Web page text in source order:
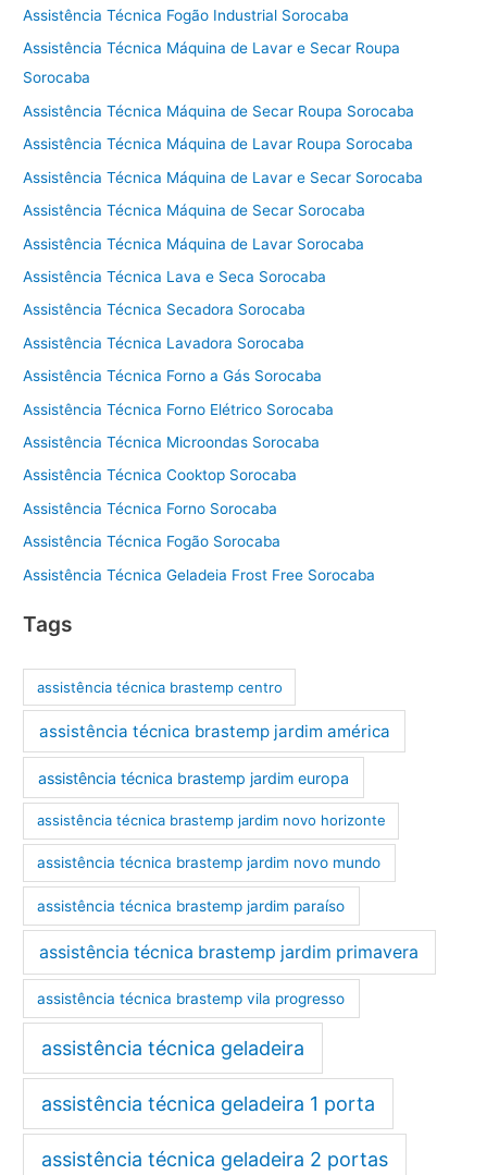
Assistência Técnica Fogão Industrial Sorocaba
Assistência Técnica Máquina de Lavar e Secar Roupa
Sorocaba
Assistência Técnica Máquina de Secar Roupa Sorocaba
Assistência Técnica Máquina de Lavar Roupa Sorocaba
Assistência Técnica Máquina de Lavar e Secar Sorocaba
Assistência Técnica Máquina de Secar Sorocaba
Assistência Técnica Máquina de Lavar Sorocaba
Assistência Técnica Lava e Seca Sorocaba
Assistência Técnica Secadora Sorocaba
Assistência Técnica Lavadora Sorocaba
Assistência Técnica Forno a Gás Sorocaba
Assistência Técnica Forno Elétrico Sorocaba
Assistência Técnica Microondas Sorocaba
Assistência Técnica Cooktop Sorocaba
Assistência Técnica Forno Sorocaba
Assistência Técnica Fogão Sorocaba
Assistência Técnica Geladeia Frost Free Sorocaba
Tags
assistência técnica brastemp centro
assistência técnica brastemp jardim américa
assistência técnica brastemp jardim europa
assistência técnica brastemp jardim novo horizonte
assistência técnica brastemp jardim novo mundo
assistência técnica brastemp jardim paraíso
assistência técnica brastemp jardim primavera
assistência técnica brastemp vila progresso
assistência técnica geladeira
assistência técnica geladeira 1 porta
assistência técnica geladeira 2 portas